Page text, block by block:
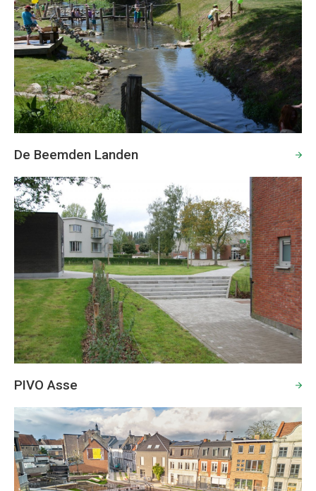
De Beemden Landen
PIVO Asse